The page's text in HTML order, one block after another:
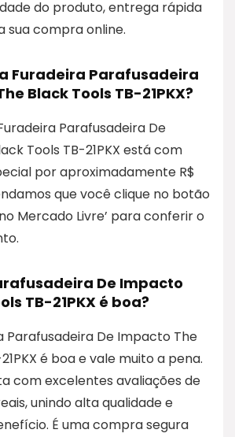
do produto, entrega rápida
sua compra online.
Furadeira Parafusadeira
Black Tools TB-21PKX?
Parafusadeira De
Tools TB-21PKX está com
por aproximadamente R$
que você clique no botão
Mercado Livre’ para conferir o
De Impacto
TB-21PKX é boa?
Parafusadeira De Impacto The
é boa e vale muito a pena.
com excelentes avaliações de
unindo alta qualidade e
É uma compra segura